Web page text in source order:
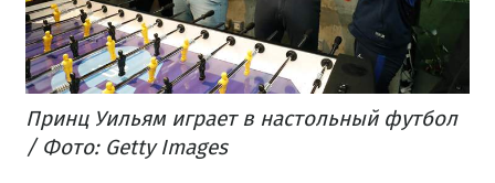
Принц Уильям играет в настольный футбол
/ Фото: Getty Images